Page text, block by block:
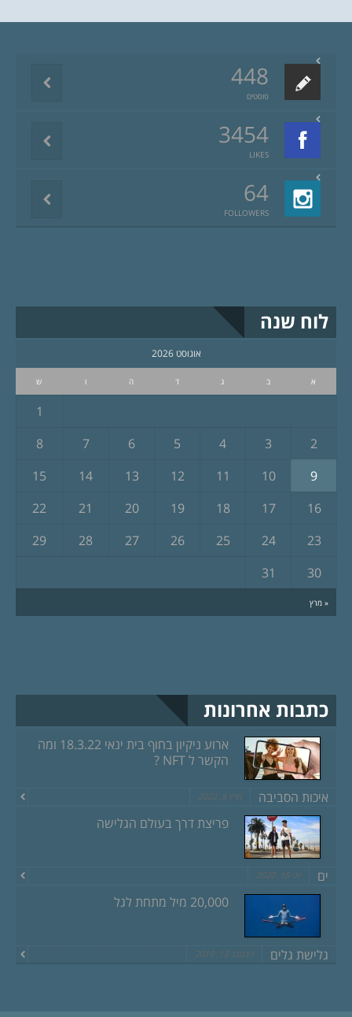
448
פוסטים
3454
LIKES
64
FOLLOWERS
לוח שנה
אוגוסט 2026
א ב ג ד ה ו ש
« מרץ
1
2
3
4
5
6
7
8
9
10
11
12
13
14
15
16
17
18
19
20
21
22
23
24
25
26
27
28
29
30
31
כתבות אחרונות
ארוע ניקיון בחוף בית ינאי 18.3.22 ומה
הקשר ל NFT ?
איכות הסביבה מרץ 8, 2022
פריצת דרך בעולם הגלישה
ים יוני 18, 2020
20,000 מיל מתחת לגל
גלישת גלים דצמבר 13, 2019